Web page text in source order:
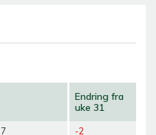
Endring fra
uke 31
-2